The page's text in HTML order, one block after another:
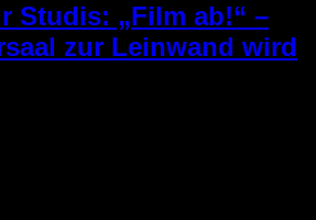
Studis: „Film ab!“ –
zur Leinwand wird